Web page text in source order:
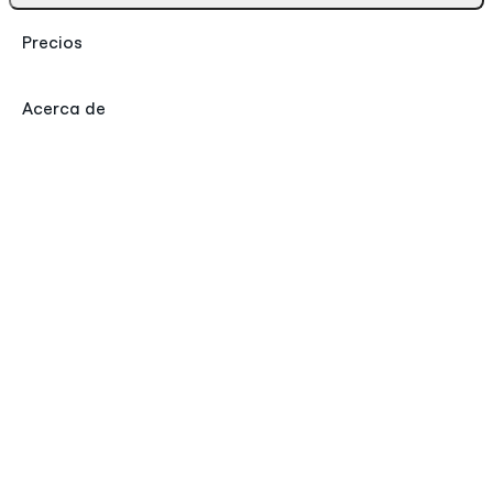
Precios
Acerca de